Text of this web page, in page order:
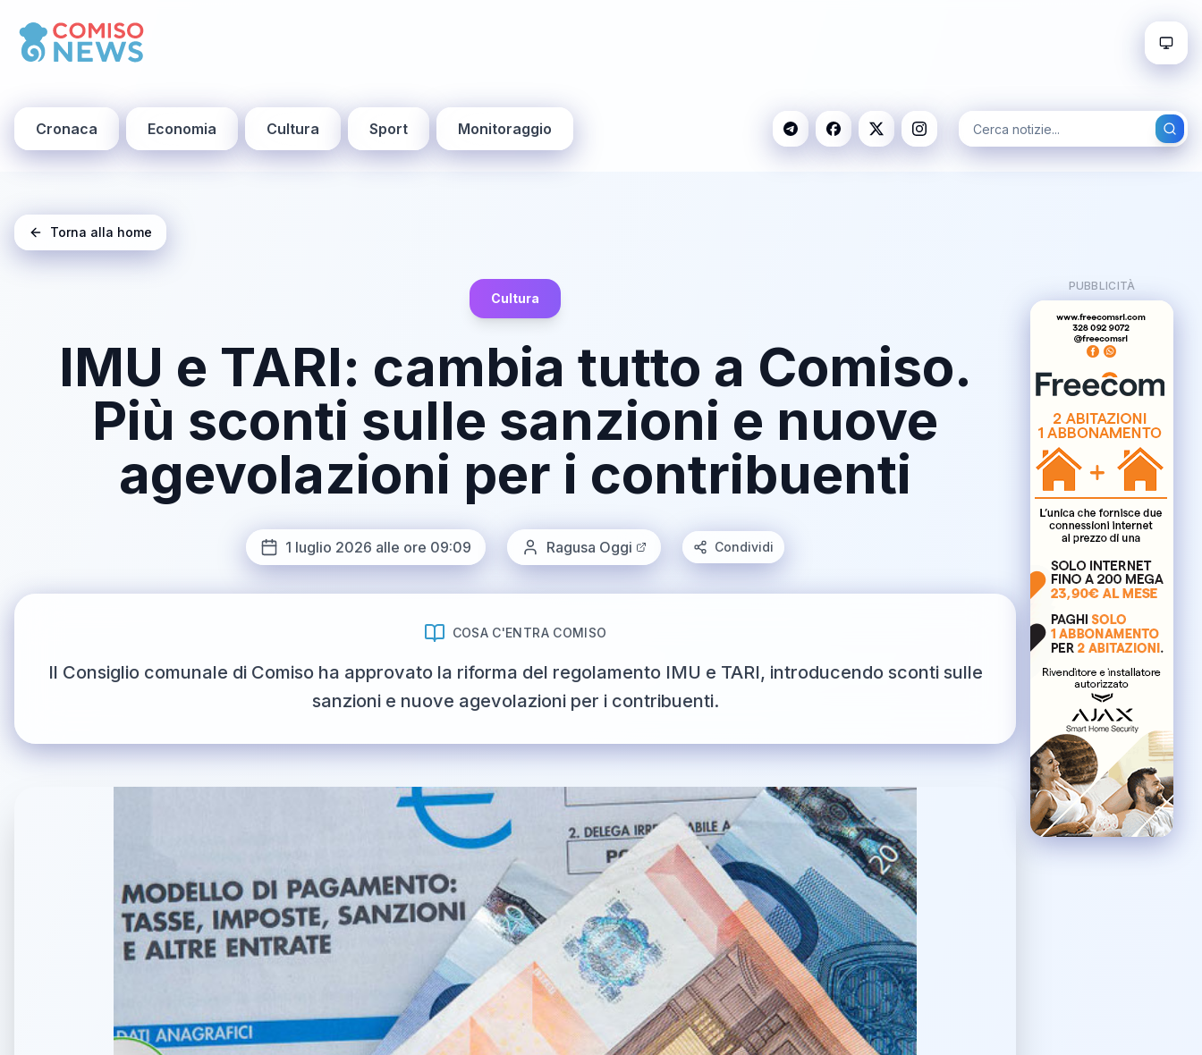
Cronaca Economia Cultura Sport Monitoraggio
Torna alla home
Cultura
IMU e TARI: cambia tutto a Comiso.
Più sconti sulle sanzioni e nuove
agevolazioni per i contribuenti
1 luglio 2026 alle ore 09:09 Ragusa Oggi Condividi
COSA C'ENTRA COMISO
Il Consiglio comunale di Comiso ha approvato la riforma del regolamento IMU e TARI, introducendo sconti sulle
sanzioni e nuove agevolazioni per i contribuenti.
PUBBLICITÀ